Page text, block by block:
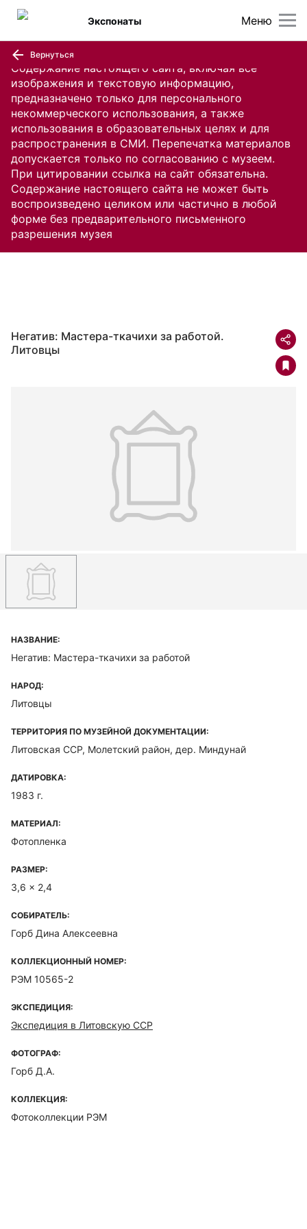
Содержание настоящего сайта, включая все
изображения и текстовую информацию,
предназначено только для персонального
некоммерческого использования, а также
использования в образовательных целях и для
распространения в СМИ. Перепечатка материалов
допускается только по согласованию с музеем.
При цитировании ссылка на сайт обязательна.
Содержание настоящего сайта не может быть
воспроизведено целиком или частично в любой
форме без предварительного письменного
разрешения музея
Меню
Экспонаты
Вернуться
Негатив: Мастера-ткачихи за работой.
Литовцы
НАЗВАНИЕ:
Негатив: Мастера-ткачихи за работой
НАРОД:
Литовцы
ТЕРРИТОРИЯ ПО МУЗЕЙНОЙ ДОКУМЕНТАЦИИ:
Литовская ССР, Молетский район, дер. Миндунай
ДАТИРОВКА:
1983 г.
МАТЕРИАЛ:
Фотопленка
РАЗМЕР:
3,6 x 2,4
СОБИРАТЕЛЬ:
Горб Дина Алексеевна
КОЛЛЕКЦИОННЫЙ НОМЕР:
РЭМ 10565-2
ЭКСПЕДИЦИЯ:
Экспедиция в Литовскую ССР
ФОТОГРАФ:
Горб Д.А.
КОЛЛЕКЦИЯ:
Фотоколлекции РЭМ